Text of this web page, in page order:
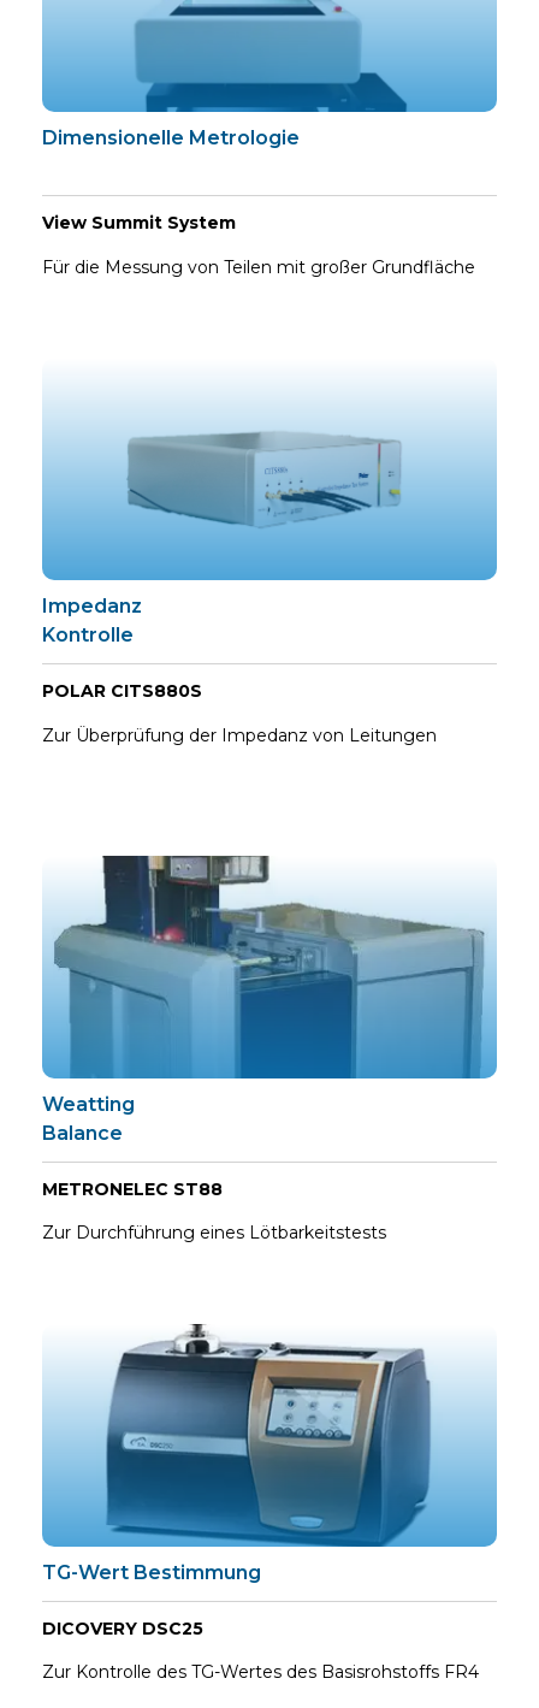
Dimensionelle Metrologie
View Summit System
Für die Messung von Teilen mit großer Grundfläche
Impedanz
Kontrolle
POLAR CITS880S
Zur Überprüfung der Impedanz von Leitungen
Weatting
Balance
METRONELEC ST88
Zur Durchführung eines Lötbarkeitstests
TG-Wert Bestimmung
DICOVERY DSC25
Zur Kontrolle des TG-Wertes des Basisrohstoffs FR4